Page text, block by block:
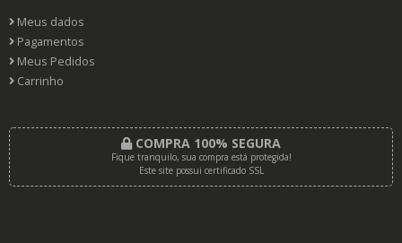
Meus dados
Pagamentos
Meus Pedidos
Carrinho
COMPRA 100% SEGURA
Fique tranquilo, sua compra está protegida!
Este site possui certificado SSL